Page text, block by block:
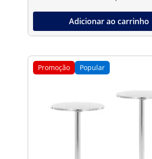
Adicionar ao carrinho
Promoção Popular